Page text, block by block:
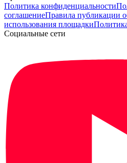
Политика конфиденциальности
соглашениеПравила публикации
использования площадки
Социальные сети